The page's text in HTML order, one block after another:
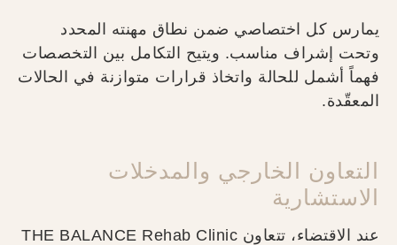
يمارس كل اختصاصي ضمن نطاق مهنته المحدد
وتحت إشراف مناسب. ويتيح التكامل بين التخصصات
فهماً أشمل للحالة واتخاذ قرارات متوازنة في الحالات
المعقّدة.
التعاون الخارجي والمدخلات
الاستشارية
عند الاقتضاء، تتعاون THE BALANCE Rehab Clinic